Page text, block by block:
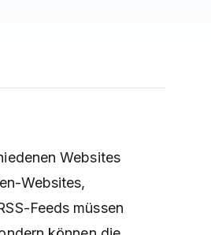
Websites
Websites,
Feeds müssen